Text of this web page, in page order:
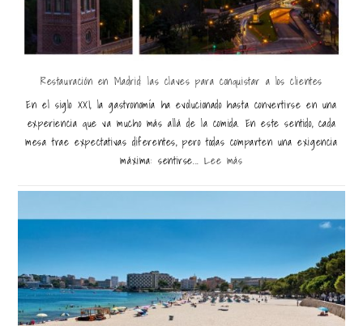
Restauración en Madrid: las claves para conquistar a los clientes
En el siglo XXI, la gastronomía ha evolucionado hasta convertirse en una
experiencia que va mucho más allá de la comida. En este sentido, cada
mesa trae expectativas diferentes, pero todas comparten una exigencia
máxima: sentirse...Lee más